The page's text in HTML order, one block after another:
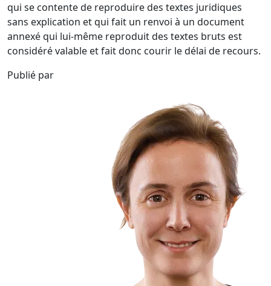
qui se contente de reproduire des textes juridiques
sans explication et qui fait un renvoi à un document
annexé qui lui-même reproduit des textes bruts est
considéré valable et fait donc courir le délai de recours.
Publié par